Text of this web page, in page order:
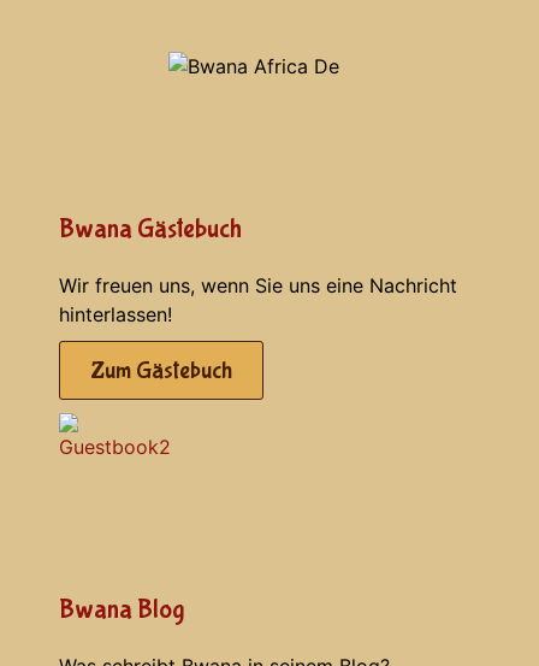
Bwana Gästebuch
Wir freuen uns, wenn Sie uns eine Nachricht
hinterlassen!
Zum Gästebuch
Bwana Blog